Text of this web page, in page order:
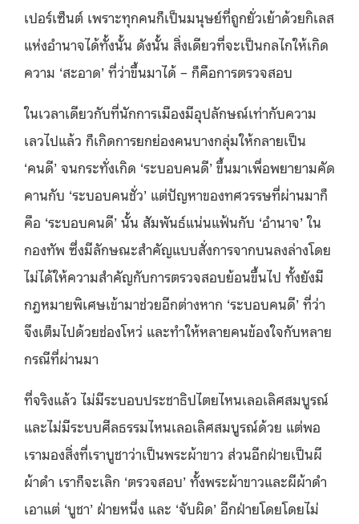
เปอร์เซ็นต์ เพราะทุกคนก็เป็นมนุษย์ที่ถูกยั่วเย้าด้วยกิเลส
แห่งอำนาจได้ทั้งนั้น ดังนั้น สิ่งเดียวที่จะเป็นกลไกให้เกิด
ความ ‘สะอาด’ ที่ว่าขึ้นมาได้ – ก็คือการตรวจสอบ
ในเวลาเดียวกับที่นักการเมืองมีอุปลักษณ์เท่ากับความ
เลวไปแล้ว ก็เกิดการยกย่องคนบางกลุ่มให้กลายเป็น
‘คนดี’ จนกระทั่งเกิด ‘ระบอบคนดี’ ขึ้นมาเพื่อพยายามคัด
คานกับ ‘ระบอบคนชั่ว’ แต่ปัญหาของทศวรรษที่ผ่านมาก็
คือ ‘ระบอบคนดี’ นั้น สัมพันธ์แน่นแฟ้นกับ ‘อำนาจ’ ใน
กองทัพ ซึ่งมีลักษณะสำคัญแบบสั่งการจากบนลงล่างโดย
ไม่ได้ให้ความสำคัญกับการตรวจสอบย้อนขึ้นไป ทั้งยังมี
กฎหมายพิเศษเข้ามาช่วยอีกต่างหาก ‘ระบอบคนดี’ ที่ว่า
จึงเต็มไปด้วยช่องโหว่ และทำให้หลายคนข้องใจกับหลาย
กรณีที่ผ่านมา
ที่จริงแล้ว ไม่มีระบอบประชาธิปไตยไหนเลอเลิศสมบูรณ์
และไม่มีระบบศีลธรรมไหนเลอเลิศสมบูรณ์ด้วย แต่พอ
เรามองสิ่งที่เราบูชาว่าเป็นพระผ้าขาว ส่วนอีกฝ่ายเป็นผี
ผ้าดำ เราก็จะเลิก ‘ตรวจสอบ’ ทั้งพระผ้าขาวและผีผ้าดำ
เอาแต่ ‘บูชา’ ฝ่ายหนึ่ง และ ‘จับผิด’ อีกฝ่ายโดยโดยไม่